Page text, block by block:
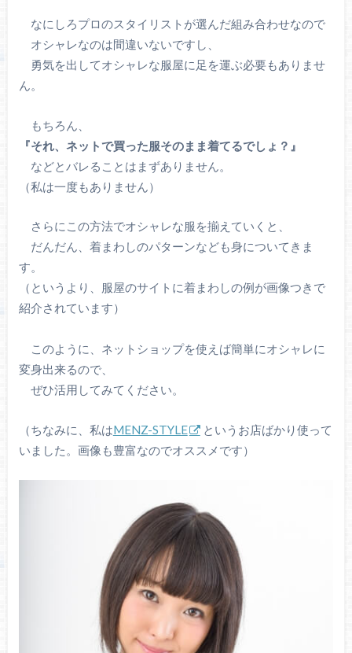
なにしろプロのスタイリストが選んだ組み合わせなので
オシャレなのは間違いないですし、
勇気を出してオシャレな服屋に足を運ぶ必要もありませ
ん。
もちろん、
『それ、ネットで買った服そのまま着てるでしょ？』
などとバレることはまずありません。
（私は一度もありません）
さらにこの方法でオシャレな服を揃えていくと、
だんだん、着まわしのパターンなども身についてきま
す。
（というより、服屋のサイトに着まわしの例が画像つきで
紹介されています）
このように、ネットショップを使えば簡単にオシャレに
変身出来るので、
ぜひ活用してみてください。
（ちなみに、私はMENZ-STYLE
というお店ばかり使って
いました。画像も豊富なのでオススメです）